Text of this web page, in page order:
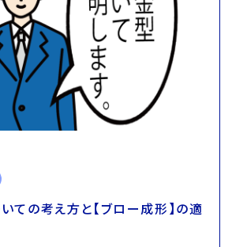
ての考え方と【ブロー成形】の適